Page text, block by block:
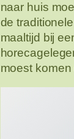
naar huis
de
maaltijd bij
moest